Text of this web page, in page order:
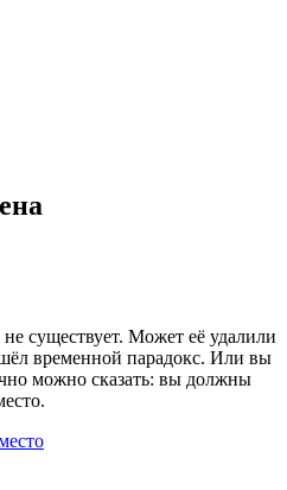
существует. Может её удалили
временной парадокс. Или вы
можно сказать: вы должны